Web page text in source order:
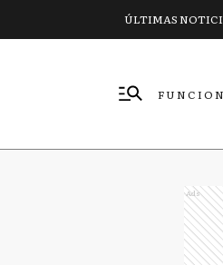
ÚLTIMAS
Ads